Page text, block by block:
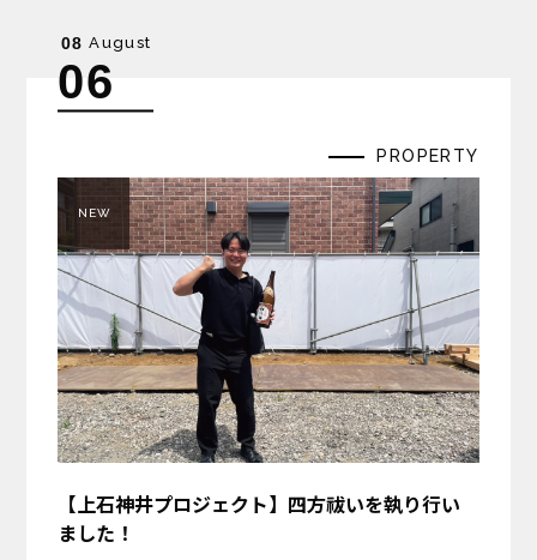
08 August
06
PROPERTY
NEW
【上石神井プロジェクト】四方祓いを執り行い
ました！